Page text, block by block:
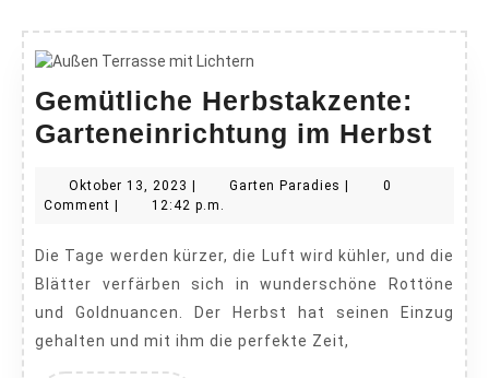
Gemütliche Herbstakzente:
Garteneinrichtung im Herbst
Oktober 13, 2023 Oktober
13,
| Garten Paradies Garten
|
0
Comment | 12:42 p.m.
Die Tage werden kürzer, die Luft wird kühler, und die
Blätter verfärben sich in wunderschöne Rottöne
und Goldnuancen. Der Herbst hat seinen Einzug
gehalten und mit ihm die perfekte Zeit,